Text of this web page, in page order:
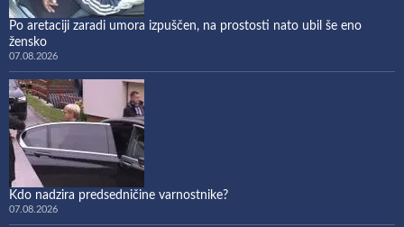
Po aretaciji zaradi umora izpuščen, na prostosti nato ubil še eno
žensko
07.08.2026
Kdo nadzira predsedničine varnostnike?
07.08.2026